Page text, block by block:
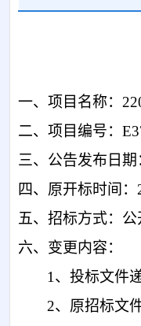
一、 项目名称：
二、项目编号：
三、公告发布日期
四、原开标时间：
五、招标方式：
六、变更内容：
1、投标文件
2、原招标文